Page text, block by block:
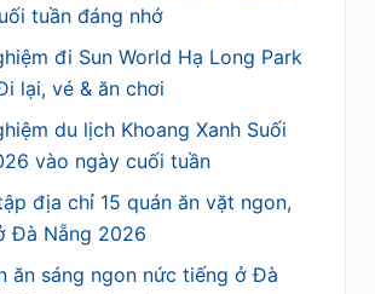
tuần đáng nhớ
đi Sun World Hạ Long Park
lại, vé & ăn chơi
du lịch Khoang Xanh Suối
vào ngày cuối tuần
địa chỉ 15 quán ăn vặt ngon,
Đà Nẵng 2026
ăn sáng ngon nức tiếng ở Đà